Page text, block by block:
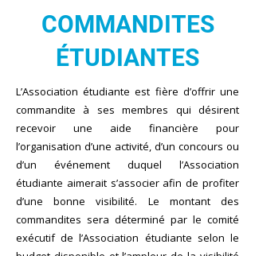
COMMANDITES
ÉTUDIANTES
L’Association étudiante est fière d’offrir une
commandite à ses membres qui désirent
recevoir une aide financière pour
l’organisation d’une activité, d’un concours ou
d’un événement duquel l’Association
étudiante aimerait s’associer afin de profiter
d’une bonne visibilité. Le montant des
commandites sera déterminé par le comité
exécutif de l’Association étudiante selon le